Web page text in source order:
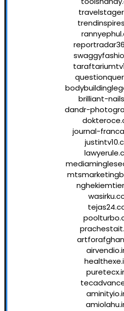
brilliant-
dandr-
journal-